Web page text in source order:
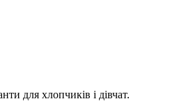
для хлопчиків і дівчат.